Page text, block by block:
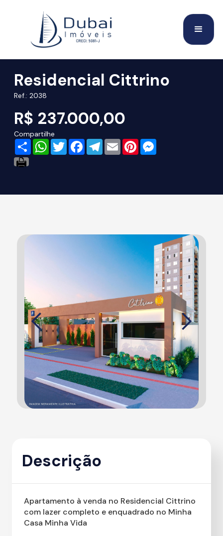
Residencial Cittrino
Ref.: 2038
R$ 237.000,00
Compartilhe
Share WhatsApp
TwitterFacebookTelegram
Email Pinterest
Descrição
Apartamento à venda no Residencial Cittrino
com lazer completo e enquadrado no Minha
Casa Minha Vida